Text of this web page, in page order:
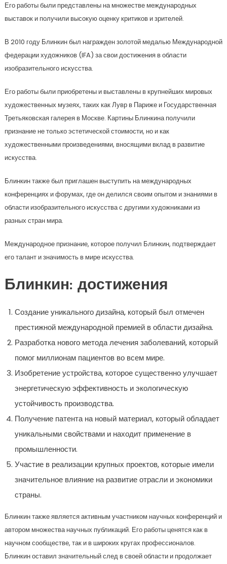
Его работы были представлены на множестве международных
выставок и получили высокую оценку критиков и зрителей.
В 2010 году Блинкин был награжден золотой медалью Международной
федерации художников (IFA) за свои достижения в области
изобразительного искусства.
Его работы были приобретены и выставлены в крупнейших мировых
художественных музеях, таких как Лувр в Париже и Государственная
Третьяковская галерея в Москве. Картины Блинкина получили
признание не только эстетической стоимости, но и как
художественными произведениями, вносящими вклад в развитие
искусства.
Блинкин также был приглашен выступить на международных
конференциях и форумах, где он делился своим опытом и знаниями в
области изобразительного искусства с другими художниками из
разных стран мира.
Международное признание, которое получил Блинкин, подтверждает
его талант и значимость в мире искусства.
Блинкин: достижения
Создание уникального дизайна, который был отмечен
престижной международной премией в области дизайна.
Разработка нового метода лечения заболеваний, который
помог миллионам пациентов во всем мире.
Изобретение устройства, которое существенно улучшает
энергетическую эффективность и экологическую
устойчивость производства.
Получение патента на новый материал, который обладает
уникальными свойствами и находит применение в
промышленности.
Участие в реализации крупных проектов, которые имели
значительное влияние на развитие отрасли и экономики
страны.
Блинкин также является активным участником научных конференций и
автором множества научных публикаций. Его работы ценятся как в
научном сообществе, так и в широких кругах профессионалов.
Блинкин оставил значительный след в своей области и продолжает